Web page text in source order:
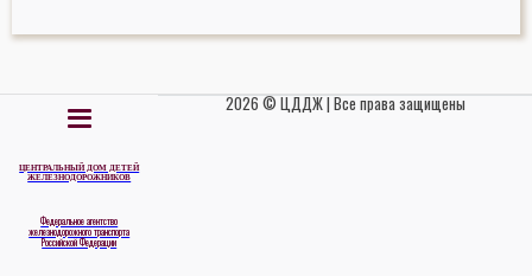
ЦЕНТРАЛЬНЫЙ ДОМ ДЕТЕЙ
ЖЕЛЕЗНОДОРОЖНИКОВ
Федеральное агентство
железнодорожного транспорта
Российской Федерации
2026 © ЦДДЖ | Все права защищены